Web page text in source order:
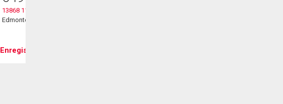
13868 110a Avenue Nw
Edmonton, AB
Enregistrer